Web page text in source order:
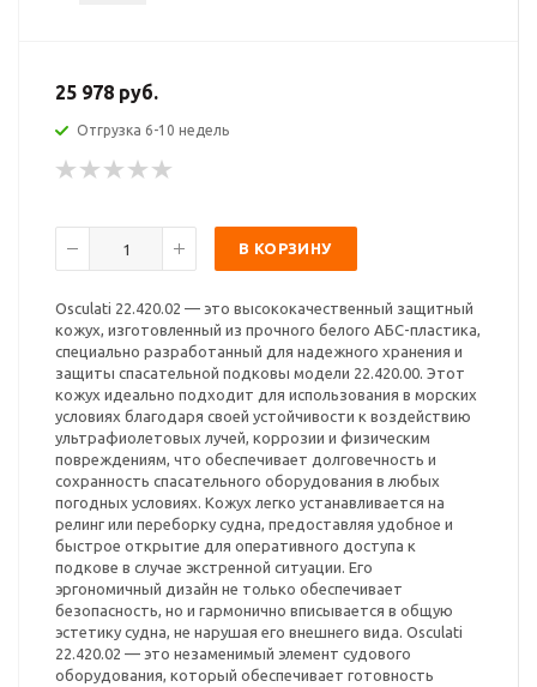
25 978 руб.
Отгрузка 6-10 недель
В КОРЗИНУ
Osculati 22.420.02 — это высококачественный защитный
кожух, изготовленный из прочного белого АБС-пластика,
специально разработанный для надежного хранения и
защиты спасательной подковы модели 22.420.00. Этот
кожух идеально подходит для использования в морских
условиях благодаря своей устойчивости к воздействию
ультрафиолетовых лучей, коррозии и физическим
повреждениям, что обеспечивает долговечность и
сохранность спасательного оборудования в любых
погодных условиях. Кожух легко устанавливается на
релинг или переборку судна, предоставляя удобное и
быстрое открытие для оперативного доступа к
подкове в случае экстренной ситуации. Его
эргономичный дизайн не только обеспечивает
безопасность, но и гармонично вписывается в общую
эстетику судна, не нарушая его внешнего вида. Osculati
22.420.02 — это незаменимый элемент судового
оборудования, который обеспечивает готовность